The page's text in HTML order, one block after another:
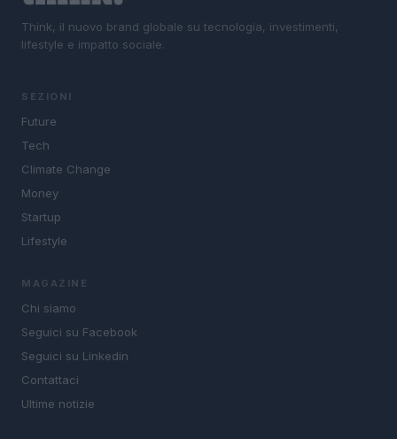
Think, il nuovo brand globale su tecnologia, investimenti,
lifestyle e impatto sociale.
SEZIONI
Future
Tech
Climate Change
Money
Startup
Lifestyle
MAGAZINE
Chi siamo
Seguici su Facebook
Seguici su Linkedin
Contattaci
Ultime notizie